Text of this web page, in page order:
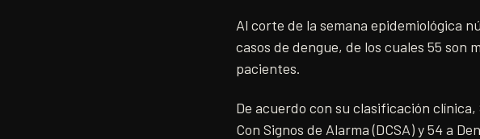
Al corte de la semana epidemiológica
casos de dengue, de los cuales 55 son
pacientes.
De acuerdo con su clasificación clínica,
Con Signos de Alarma (DCSA) y 54 a